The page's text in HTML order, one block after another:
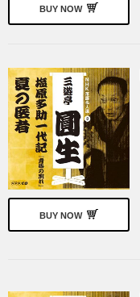
BUY NOW
BUY NOW